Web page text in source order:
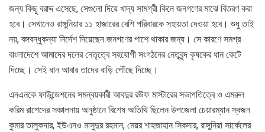
জন্য কিছু বরাদ্দ এসেছে, সেগুলো দিয়ে খাদ্য সামগ্রী কিনে জনগণের মাঝে বিতরণ করা
হবে। সেখানেও রাঙ্গুনিয়ার ১১ হাজারের বেশি পরিবারকে সহায়তা দেওয়া হবে। শুধু তাই
নয়, বঙ্গবন্ধুকন্যা নির্দেশ দিয়েছেন জনগণের পাশে থাকার জন্য। সে কারণে সমগ্র
বাংলাদেশে আমাদের দলের নেতৃত্বে সহযোগী সংগঠনের নেতৃবৃন্দ কৃষকের ধান কেটে
দিচ্ছে। সেই ধান আবার তাদের বাড়ি পৌঁছে দিচ্ছে।
এনএনকে ফাউন্ডেশনের সমন্বয়কারী আবদুর রউফ মাস্টারের সভাপতিত্বে ও এমরুল
করিম রাশেদের সঞ্চালনায় অনুষ্ঠানে বিশেষ অতিথি ছিলেন উপজেলা চেয়ারম্যান স্বজন
কুমার তালুকদার, ইউএনও মাসুদুর রহমান, মেয়র শাহজাহান সিকদার, রাঙ্গুনিয়া সার্কেলের